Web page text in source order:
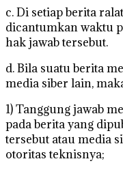
c. Di setiap berita
dicantumkan waktu
hak jawab tersebut.
d. Bila suatu berita
media siber lain,
1) Tanggung jawab
pada berita yang
tersebut atau media
otoritas teknisnya;